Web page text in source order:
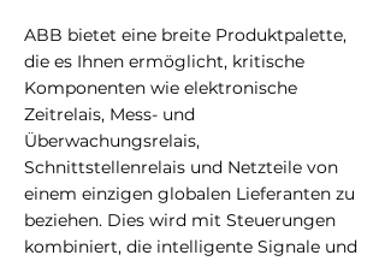
ABB bietet eine breite Produktpalette,
die es Ihnen ermöglicht, kritische
Komponenten wie elektronische
Zeitrelais, Mess- und
Überwachungsrelais,
Schnittstellenrelais und Netzteile von
einem einzigen globalen Lieferanten zu
beziehen. Dies wird mit Steuerungen
kombiniert, die intelligente Signale und